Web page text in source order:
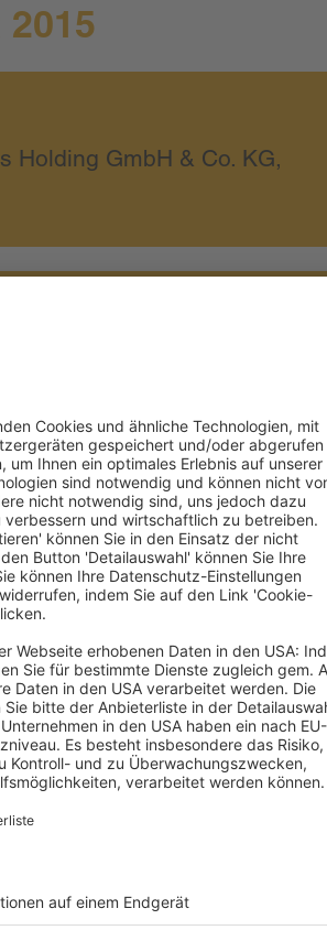
2015
Holding GmbH & Co. KG,
& Co.), Hamburg
Zürich (Tegut), Zürich
Main
Burgwedel